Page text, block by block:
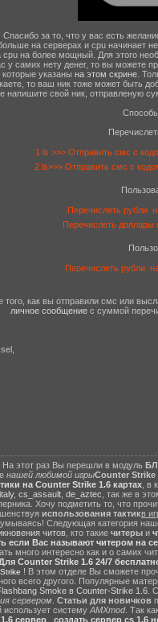
Спасибо за то, что у вас есть
на серверах и cpu начинает
на более мощный. Для этого
у самих нету денег, то вы можете
указаны на этом скрине.
то ваш ник тоже может быть
напишите свой ник, отправленую
1 ls >>> Отправить смс с
2 ls>>> Отправить смс с
Перечислеть рубли
Перечислеть доллары
Перечислеть рубли
того, как вы отправили смс или
личное сообщение с суммой
На этот раз Вы перешли в модуль
нашей любимой игрыCounter Strike
на Counter Strike 1.6 картах, в
, cs_assault, de_aztec , так же в
Хочу подметить то, что
использования тактикв
Следующая категория
читов , кто такие читеры и
если Вас называют читером на
много интересно как и о самих
Counter Strike 1.6 24/7
! В этом отделе Вы сможете
всего другого. Популярные
Smoke в Counter-Strike 1.6 .
сервером Статьи для новичков
систему AMXmod. Так
сервер, создать сервер cs 1.6